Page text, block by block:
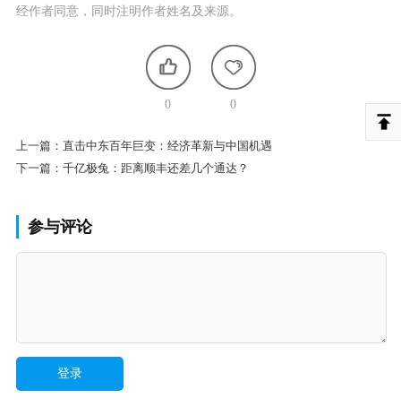
经作者同意，同时注明作者姓名及来源。
0 0
上一篇： 直击中东百年巨变：经济革新与中国机遇
下一篇： 千亿极兔：距离顺丰还差几个通达？
参与评论